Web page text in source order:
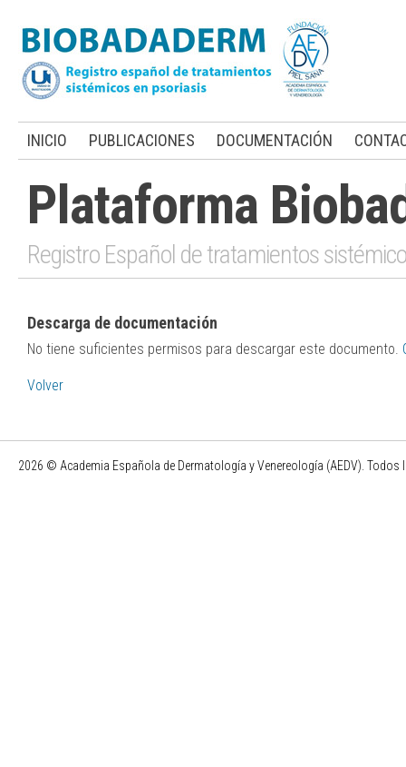
INICIO PUBLICACIONES DOCUMENTACIÓN
Plataforma
Registro Español de tratamientos
Descarga de documentación
No tiene suficientes permisos para descargar este documento.
Volver
2026 © Academia Española de Dermatología y Venereología (AEDV). Todos